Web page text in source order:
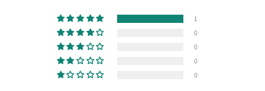
1
0
0
0
0